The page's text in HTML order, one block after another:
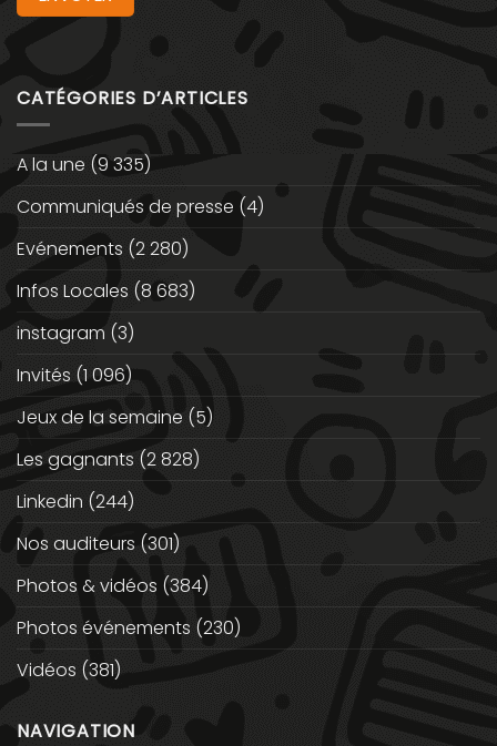
CATÉGORIES D’ARTICLES
A la une (9 335)
Communiqués de presse (4)
Evénements (2 280)
Infos Locales (8 683)
instagram (3)
Invités (1 096)
Jeux de la semaine (5)
Les gagnants (2 828)
Linkedin (244)
Nos auditeurs (301)
Photos & vidéos (384)
Photos événements (230)
Vidéos (381)
NAVIGATION